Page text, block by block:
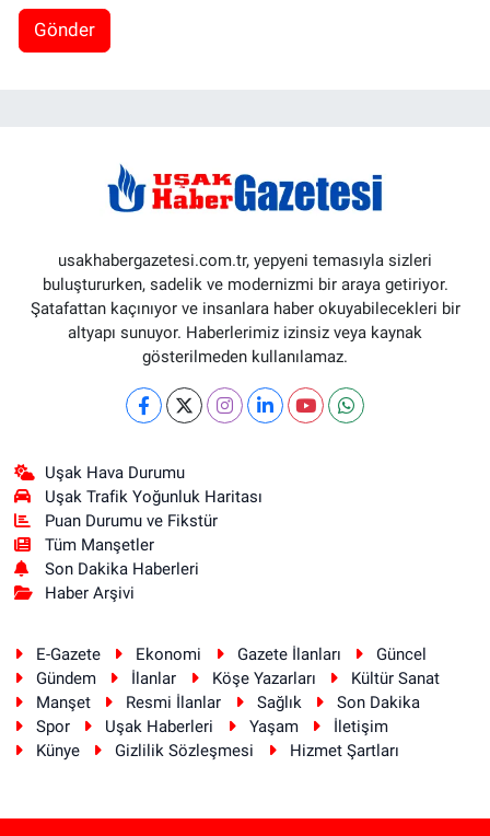
Gönder
usakhabergazetesi.com.tr, yepyeni temasıyla sizleri
buluştururken, sadelik ve modernizmi bir araya getiriyor.
Şatafattan kaçınıyor ve insanlara haber okuyabilecekleri bir
altyapı sunuyor. Haberlerimiz izinsiz veya kaynak
gösterilmeden kullanılamaz.
Uşak Hava Durumu
Uşak Trafik Yoğunluk Haritası
Puan Durumu ve Fikstür
Tüm Manşetler
Son Dakika Haberleri
Haber Arşivi
E-Gazete Ekonomi Gazete İlanları
Güncel
Gündem
İlanlar Köşe Yazarları
Kültür Sanat
Manşet
Resmi İlanlar Sağlık
Son Dakika
Spor
Uşak Haberleri Yaşam
İletişim
Künye
Gizlilik Sözleşmesi Hizmet Şartları